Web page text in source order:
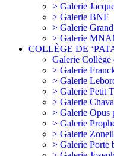
> Galerie
> Galerie BNF
> Galerie
> Galerie
COLLÈGE DE
Galerie Collège
> Galerie
> Galerie
> Galerie Petit
> Galerie
> Galerie Opus
> Galerie
> Galerie
> Galerie Porte